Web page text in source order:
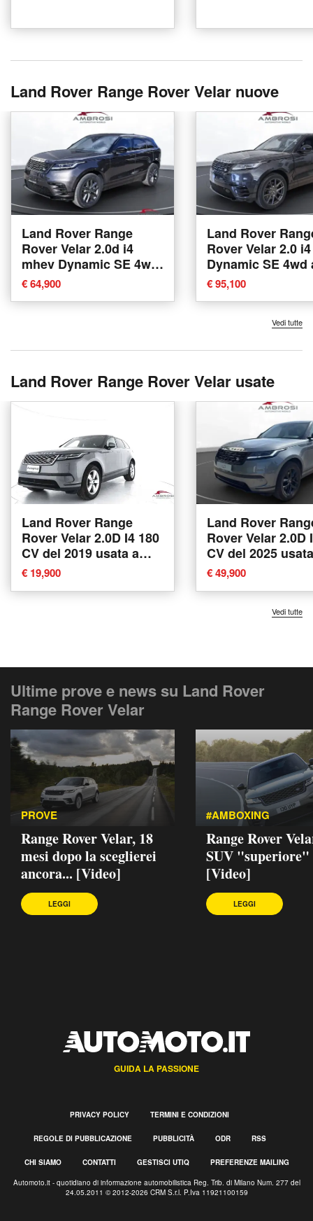
Land Rover Range Rover Velar nuove
Land Rover Range
Rover Velar 2.0d i4
mhev Dynamic SE 4wd
204cv auto nuova a
Corciano
€ 64,900
Land Rover
Rover Velar 2.0
Dynamic SE 4wd
nuova a Corciano
€ 95,100
Vedi tutte
Land Rover Range Rover Velar usate
Land Rover Range
Rover Velar 2.0D I4 180
CV del 2019 usata a
Corciano
€ 19,900
Land Rover
Rover Velar 2.0D
CV del 2025
Corciano
€ 49,900
Vedi tutte
Ultime prove e news su Land Rover
Range Rover Velar
PROVE
Range Rover Velar, 18
mesi dopo la sceglierei
ancora... [Video]
LEGGI
#AMBOXING
Range Rover
SUV "superiore"
[Video]
LEGGI
GUIDA LA PASSIONE
PRIVACY POLICY TERMINI E CONDIZIONI
REGOLE DI PUBBLICAZIONE PUBBLICITÀ ODR RSS
CHI SIAMO CONTATTI GESTISCI UTIQ PREFERENZE MAILING
Automoto.it - quotidiano di informazione automobilistica Reg. Trib. di Milano Num. 277 del
24.05.2011 © 2012-2026 CRM S.r.l. P.Iva 11921100159